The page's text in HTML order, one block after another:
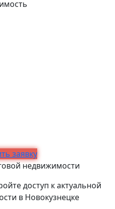
заявку
недвижимости
доступ к актуальной
в Новокузнецке